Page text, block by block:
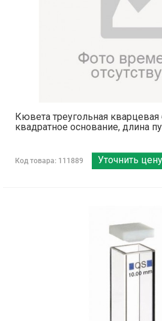
Кювета треугольная кварцевая
квадратное основание, длина
Код товара: 111889 Уточнить цену